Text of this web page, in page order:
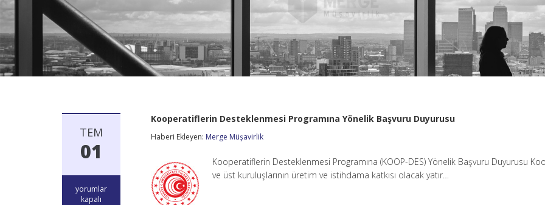
TEM
01
Kooperatiflerin
Desteklenmesi
yorumlar
kapalı
Kooperatiflerin Desteklenmesi Programına Yönelik Başvuru Duyurusu
Haberi Ekleyen: Merge Müşavirlik
Kooperatiflerin Desteklenmesi Programına (KOOP-DES) Yönelik Başvuru Duyurusu
ve üst kuruluşlarının üretim ve istihdama katkısı olacak yatır…